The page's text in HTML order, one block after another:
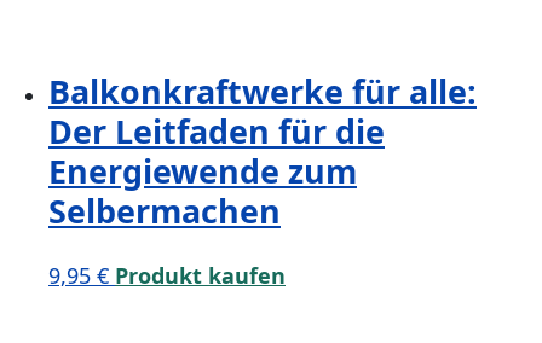
Balkonkraftwerke für alle:
Der Leitfaden für die
Energiewende zum
Selbermachen
9,95 € Produkt kaufen